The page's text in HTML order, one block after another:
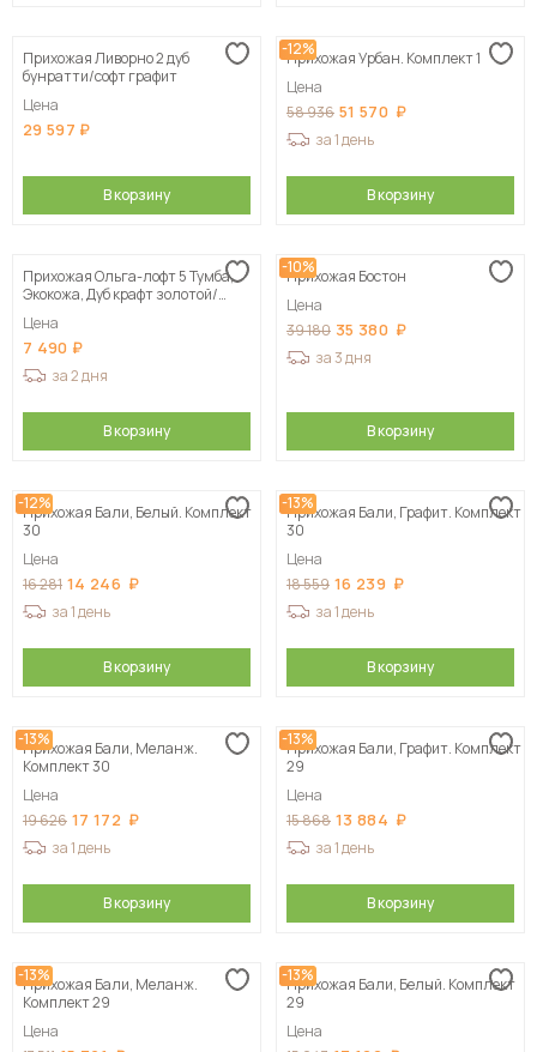
Прихожая Ливорно 2 дуб
бунратти/софт графит
Цена
29 597
В корзину
-12%
Прихожая Урбан. Комплект 1
Цена
58 936 51 570
за 1 день
В корзину
Прихожая Ольга-лофт 5 Тумба,
Экокожа, Дуб крафт золотой/
Цена
7 490
за 2 дня
В корзину
-10%
Прихожая Бостон
Цена
39 180 35 380
за 3 дня
В корзину
-12%
Прихожая Бали, Белый. Комплект
30
Цена
16 281 14 246
за 1 день
В корзину
-13%
Прихожая Бали, Графит. Комплект
30
Цена
18 559 16 239
за 1 день
В корзину
-13%
Прихожая Бали, Меланж.
Комплект 30
Цена
19 626 17 172
за 1 день
В корзину
-13%
Прихожая Бали, Графит. Комплект
29
Цена
15 868 13 884
за 1 день
В корзину
-13%
Прихожая Бали, Меланж.
Комплект 29
Цена
-13%
Прихожая Бали, Белый. Комплект
29
Цена